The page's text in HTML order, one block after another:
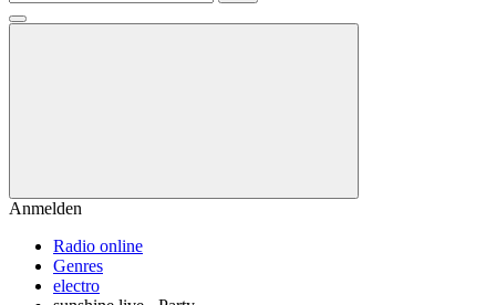
Anmelden
Radio online
Genres
electro